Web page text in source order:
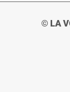
© LA